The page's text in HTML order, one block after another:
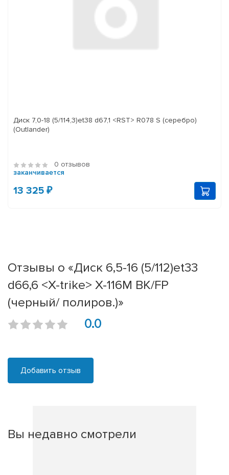
Диск 7,0-18 (5/114,3)et38 d67,1 <RST> R078 S (серебро)
(Outlander)
0 отзывов
заканчивается
13 325 ₽
Отзывы о «Диск 6,5-16 (5/112)et33
d66,6 <X-trike> X-116М BK/FP
(черный/ полиров.)»
0.0
Добавить отзыв
Вы недавно смотрели